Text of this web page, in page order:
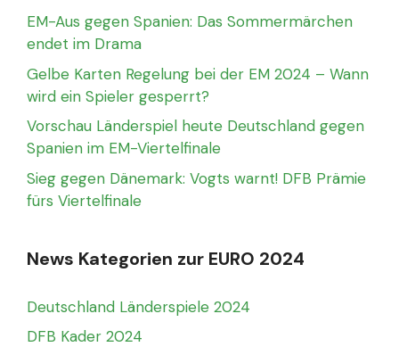
EM-Aus gegen Spanien: Das Sommermärchen
endet im Drama
Gelbe Karten Regelung bei der EM 2024 – Wann
wird ein Spieler gesperrt?
Vorschau Länderspiel heute Deutschland gegen
Spanien im EM-Viertelfinale
Sieg gegen Dänemark: Vogts warnt! DFB Prämie
fürs Viertelfinale
News Kategorien zur EURO 2024
Deutschland Länderspiele 2024
DFB Kader 2024